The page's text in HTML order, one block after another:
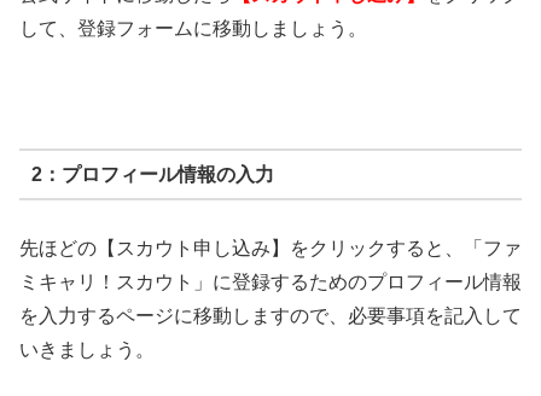
して、登録フォームに移動しましょう。
2：プロフィール情報の入力
先ほどの【スカウト申し込み】をクリックすると、「ファ
ミキャリ！スカウト」に登録するためのプロフィール情報
を入力するページに移動しますので、必要事項を記入して
いきましょう。